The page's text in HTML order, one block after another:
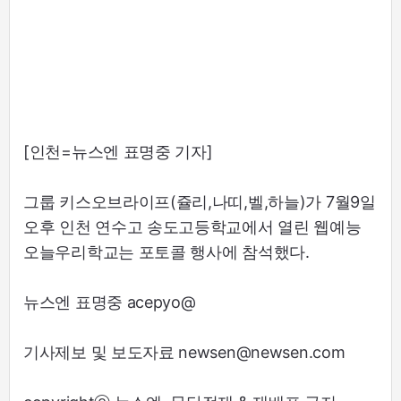
[인천=뉴스엔 표명중 기자]
그룹 키스오브라이프(쥴리,나띠,벨,하늘)가 7월9일
오후 인천 연수고 송도고등학교에서 열린 웹예능
오늘우리학교는 포토콜 행사에 참석했다.
뉴스엔 표명중 acepyo@
기사제보 및 보도자료 newsen@newsen.com